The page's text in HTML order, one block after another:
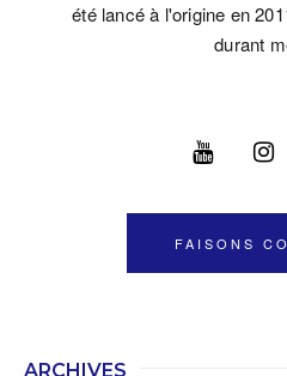
été lancé à l'origine en
durant
FAISONS
ARCHIVES